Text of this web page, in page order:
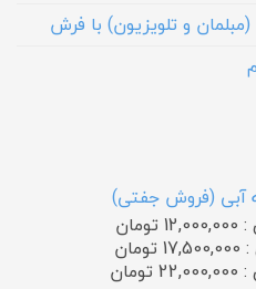
و تلویزیون) با فرش